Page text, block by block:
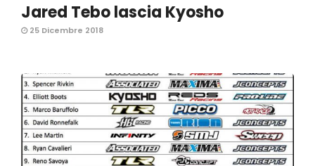
Jared Tebo lascia Kyosho
25 Dicembre 2018